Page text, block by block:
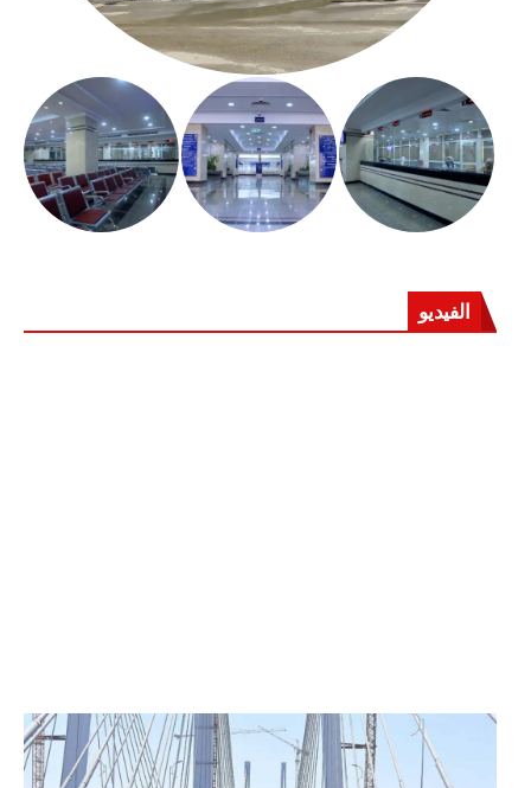
الفيديو
الرئيس عبد الفتاح السيسي يفتتح محور روض الفرج
وكوبري تحيا مصر